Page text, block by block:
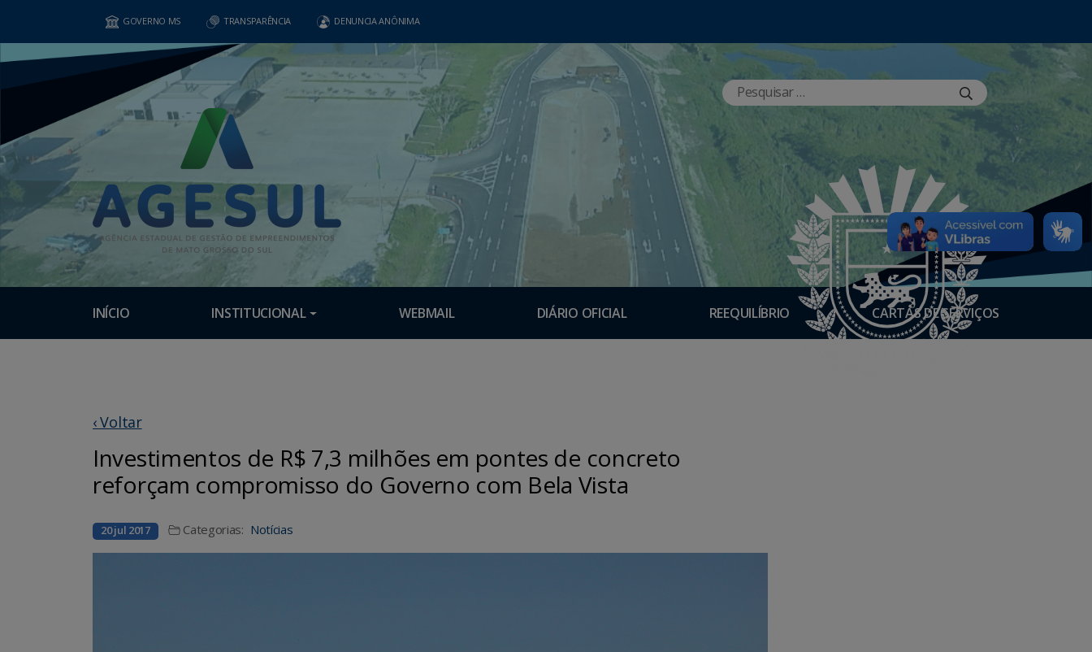
GOVERNO MS TRANSPARÊNCIA DENUNCIA ANÔNIMA
INÍCIO INSTITUCIONAL WEBMAIL DIÁRIO OFICIAL REEQUILÍBRIO CARTAS DE SERVIÇOS
‹ Voltar
Investimentos de R$ 7,3 milhões em pontes de concreto
reforçam compromisso do Governo com Bela Vista
20 jul 2017 Categorias: Notícias